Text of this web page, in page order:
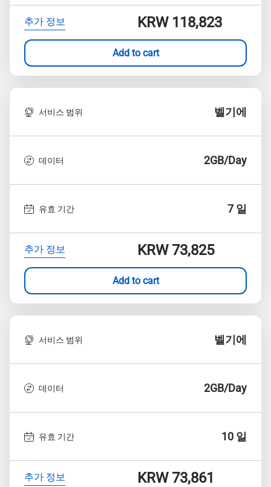
추가 정보 KRW 118,823
Add to cart
서비스 범위 벨기에
데이터 2GB/Day
유효 기간 7 일
추가 정보 KRW 73,825
Add to cart
서비스 범위 벨기에
데이터 2GB/Day
유효 기간 10 일
추가 정보 KRW 73,861